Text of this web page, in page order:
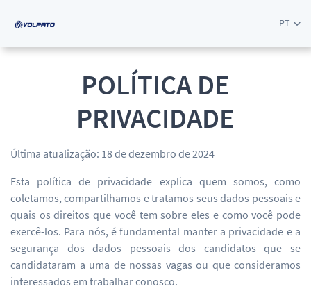
PT
POLÍTICA DE
PRIVACIDADE
Última atualização: 18 de dezembro de 2024
Esta política de privacidade explica quem somos, como
coletamos, compartilhamos e tratamos seus dados pessoais e
quais os direitos que você tem sobre eles e como você pode
exercê-los. Para nós, é fundamental manter a privacidade e a
segurança dos dados pessoais dos candidatos que se
candidataram a uma de nossas vagas ou que consideramos
interessados em trabalhar conosco.